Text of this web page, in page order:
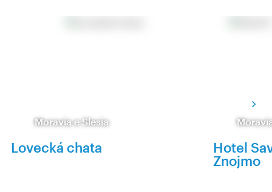
Moravia e Slesia
Lovecká chata
Hotel
Znojmo